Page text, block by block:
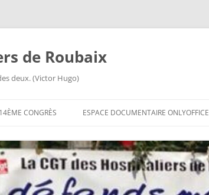
de Roubaix
deux. (Victor Hugo)
14ÈME CONGRÈS
CONGRÈS
14ÈME CONGRÈS
QUESTIONNAIRES EN LIGNE
ESPACE DOCUMENTAIRE ONLYOFFICE